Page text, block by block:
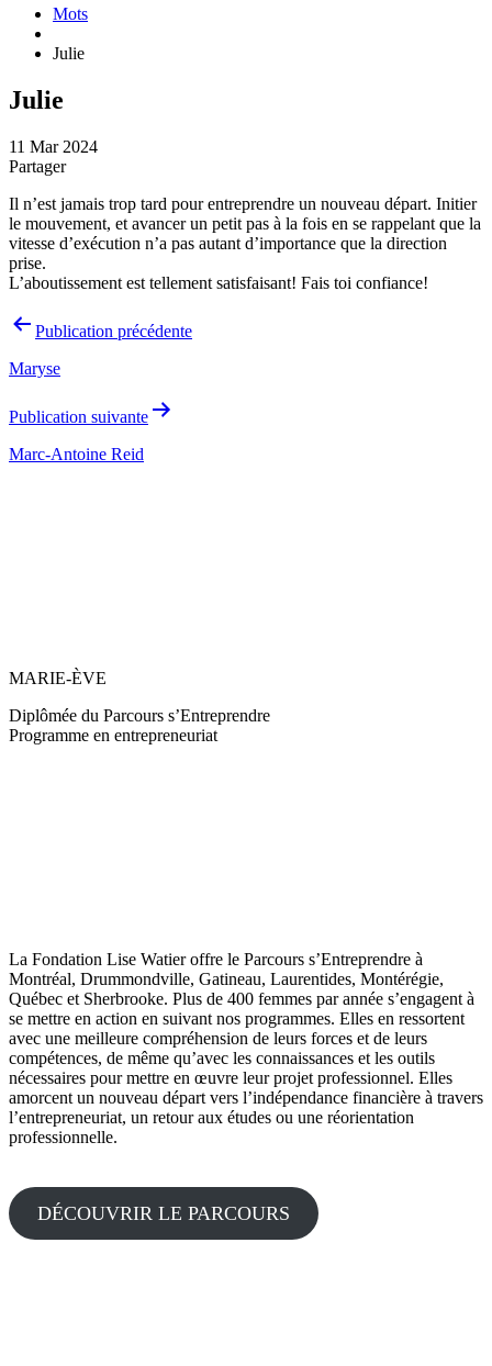
Mots
Julie
Julie
11 Mar 2024
Partager
Il n’est jamais trop tard pour entreprendre un nouveau départ. Initier
le mouvement, et avancer un petit pas à la fois en se rappelant que la
vitesse d’exécution n’a pas autant d’importance que la direction
prise.
L’aboutissement est tellement satisfaisant! Fais toi confiance!
Navigation
l’article
Publication précédente
Maryse
Publication suivante
Marc-Antoine Reid
MARIE-ÈVE
Diplômée du Parcours s’Entreprendre
Programme en entrepreneuriat
La Fondation Lise Watier offre le Parcours s’Entreprendre à
Montréal, Drummondville, Gatineau, Laurentides, Montérégie,
Québec et Sherbrooke. Plus de 400 femmes par année s’engagent à
se mettre en action en suivant nos programmes. Elles en ressortent
avec une meilleure compréhension de leurs forces et de leurs
compétences, de même qu’avec les connaissances et les outils
nécessaires pour mettre en œuvre leur projet professionnel. Elles
amorcent un nouveau départ vers l’indépendance financière à travers
l’entrepreneuriat, un retour aux études ou une réorientation
professionnelle.
DÉCOUVRIR LE PARCOURS